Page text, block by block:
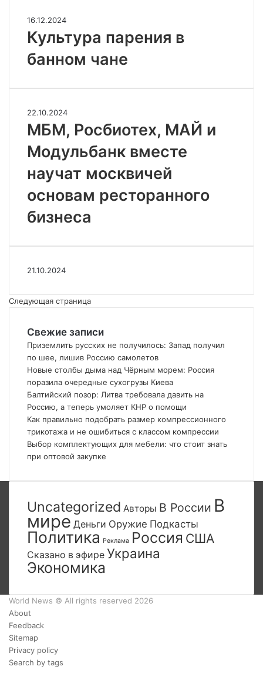
Культура
парения
в
банном
16.12.2024
Культура парения в
банном чане
МБМ,
Росбиотех,
МАЙ
и
Модульбанк
вместе
москвичей
основам
ресторанного
22.10.2024
МБМ, Росбиотех, МАЙ и
Модульбанк вместе
научат москвичей
основам ресторанного
бизнеса
21.10.2024
Следующая страница
Свежие записи
Приземлить русских не получилось: Запад получил
по шее, лишив Россию самолетов
Новые столбы дыма над Чёрным морем: Россия
поразила очередные сухогрузы Киева
Балтийский позор: Литва требовала давить на
Россию, а теперь умоляет КНР о помощи
Как правильно подобрать размер компрессионного
трикотажа и не ошибиться с классом компрессии
Выбор комплектующих для мебели: что стоит знать
при оптовой закупке
Uncategorized Авторы В России В
мире Деньги Оружие Подкасты
Политика Реклама Россия США
Сказано в эфире Украина
Экономика
World News © All rights reserved 2026
About
Feedback
Sitemap
Privacy policy
Search by tags